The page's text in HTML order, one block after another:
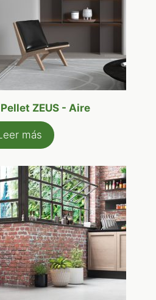
ZEUS - Aire
más